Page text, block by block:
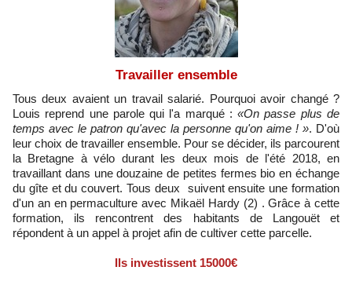
Travailler ensemble
Tous deux avaient un travail salarié. Pourquoi avoir changé ?
Louis reprend une parole qui l'a marqué : «On passe plus de
temps avec le patron qu'avec la personne qu'on aime ! ». D'où
leur choix de travailler ensemble. Pour se décider, ils parcourent
la Bretagne à vélo durant les deux mois de l'été 2018, en
travaillant dans une douzaine de petites fermes bio en échange
du gîte et du couvert. Tous deux suivent ensuite une formation
d'un an en permaculture avec Mikaël Hardy (2) . Grâce à cette
formation, ils rencontrent des habitants de Langouët et
répondent à un appel à projet afin de cultiver cette parcelle.
Ils investissent 15000€